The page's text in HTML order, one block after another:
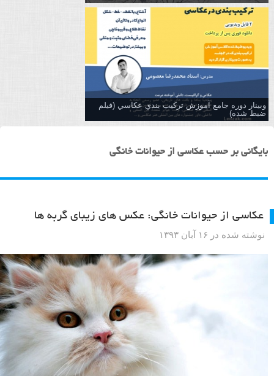
وبینار دوره جامع آموزش تركيب بندي عكاسي (فیلم
ضبط شده)
بایگانی بر حسب عکاسی از حیوانات خانگی
عکاسی از حیوانات خانگی: عکس های زیبای گربه ها
نوشته شده در ۱۶ آبان ۱۳۹۳